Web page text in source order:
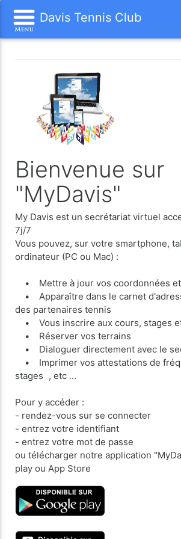
Davis Tennis Club
Bienvenue sur
"MyDavis"
My Davis est un secrétariat virtuel
7j/7
Vous pouvez, sur votre smartphone,
ordinateur (PC ou Mac) :
• Mettre à jour vos coordonnées
• Apparaître dans le carnet
des partenaires tennis
• Vous inscrire aux cours, stages
• Réserver vos terrains
• Dialoguer directement avec le
• Imprimer vos attestations de
stages , etc ...
Pour y accéder :
- rendez-vous sur se connecter
- entrez votre identifiant
- entrez votre mot de passe
ou télécharger notre application
play ou App Store